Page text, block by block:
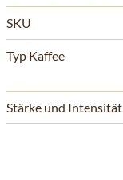
SKU
Typ Kaffee
Stärke und Intensität